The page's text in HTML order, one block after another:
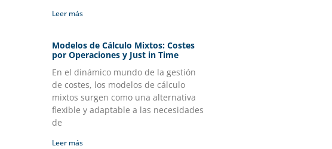
Leer más
Modelos de Cálculo Mixtos: Costes
por Operaciones y Just in Time
En el dinámico mundo de la gestión
de costes, los modelos de cálculo
mixtos surgen como una alternativa
flexible y adaptable a las necesidades
de
Leer más